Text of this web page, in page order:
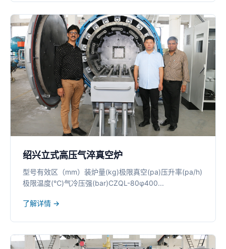
绍兴立式高压气淬真空炉
型号有效区（mm）装炉量(kg)极限真空(pa)压升率(pa/h)
极限温度(℃)气冷压强(bar)CZQL-80φ400...
了解详情 →